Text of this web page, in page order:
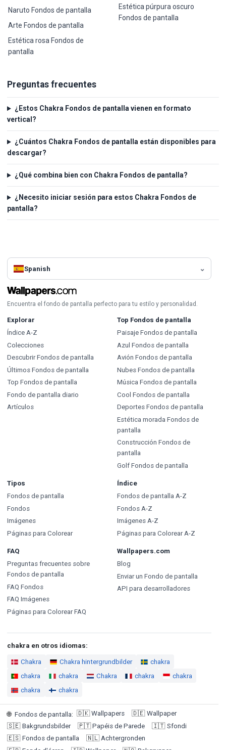
Naruto Fondos de pantalla
Arte Fondos de pantalla
Estética rosa Fondos de
pantalla
Estética púrpura oscuro
Fondos de pantalla
Preguntas frecuentes
¿Estos Chakra Fondos de pantalla vienen en formato
vertical?
¿Cuántos Chakra Fondos de pantalla están disponibles para
descargar?
¿Qué combina bien con Chakra Fondos de pantalla?
¿Necesito iniciar sesión para estos Chakra Fondos de
pantalla?
Spanish
Encuentra el fondo de pantalla perfecto para tu estilo y personalidad.
Explorar
Índice A-Z
Colecciones
Descubrir Fondos de pantalla
Últimos Fondos de pantalla
Top Fondos de pantalla
Fondo de pantalla diario
Artículos
Top Fondos de pantalla
Paisaje Fondos de pantalla
Azul Fondos de pantalla
Avión Fondos de pantalla
Nubes Fondos de pantalla
Música Fondos de pantalla
Cool Fondos de pantalla
Deportes Fondos de pantalla
Estética morada Fondos de
pantalla
Construcción Fondos de
pantalla
Golf Fondos de pantalla
Tipos
Fondos de pantalla
Fondos
Imágenes
Páginas para Colorear
Índice
Fondos de pantalla A-Z
Fondos A-Z
Imágenes A-Z
Páginas para Colorear A-Z
FAQ
Preguntas frecuentes sobre
Fondos de pantalla
FAQ Fondos
FAQ Imágenes
Páginas para Colorear FAQ
Wallpapers.com
Blog
Enviar un Fondo de pantalla
API para desarrolladores
chakra en otros idiomas:
Chakra Chakra hintergrundbilder
chakra
chakra
chakra Chakra chakra
chakra
chakra
chakra
🌐 Fondos de pantalla: 🇩🇰 Wallpapers 🇩🇪 Wallpaper
🇸🇪 Bakgrundsbilder 🇵🇹 Papéis de Parede 🇮🇹 Sfondi
🇪🇸 Fondos de pantalla 🇳🇱 Achtergronden